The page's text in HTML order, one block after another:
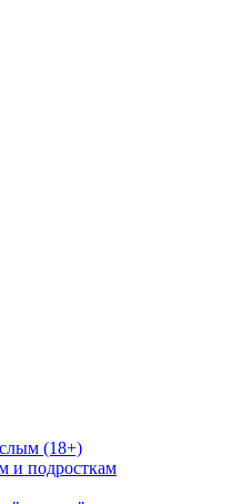
(18+)
и подросткам